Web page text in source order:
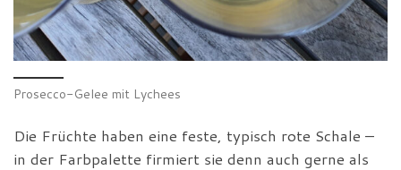
Prosecco-Gelee mit Lychees
Die Früchte haben eine feste, typisch rote Schale –
in der Farbpalette firmiert sie denn auch gerne als